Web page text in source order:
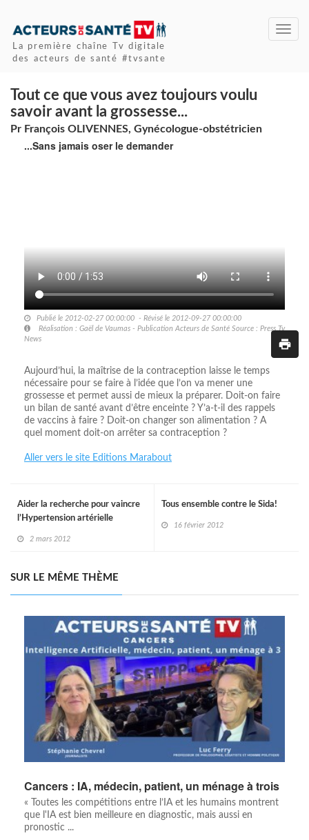
La première chaîne Tv digitale
des acteurs de santé #tvsante
Tout ce que vous avez toujours voulu
savoir avant la grossesse...
Pr François OLIVENNES, Gynécologue-obstétricien
...Sans jamais oser le demander
Publié le 2012-02-27 00:00:00 - Révisé le 2012-09-27 00:00:00
Réalisation : Gaël de Vaumas - Publication Acteurs de Santé Source : Press Tv
News
Aujourd’hui, la maîtrise de la contraception laisse le temps
nécessaire pour se faire à l’idée que l’on va mener une
grossesse et permet aussi de mieux la préparer. Doit-on faire
un bilan de santé avant d’être enceinte ? Y’a-t-il des rappels
de vaccins à faire ? Doit-on changer son alimentation ? A
quel moment doit-on arrêter sa contraception ?
Aller vers le site Editions Marabout
Tous ensemble contre le Sida!
16 février 2012
Aider la recherche pour vaincre
l’Hypertension artérielle
2 mars 2012
SUR LE MÊME THÈME
Cancers : IA, médecin, patient, un ménage à trois
« Toutes les compétitions entre l’IA et les humains montrent
que l'IA est bien meilleure en diagnostic, mais aussi en
pronostic ...